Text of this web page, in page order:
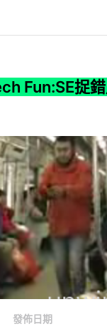
Tech Fun:SE捉
Fun:SE捉
發佈日期